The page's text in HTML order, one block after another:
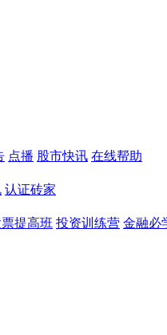
点播 股市快讯 在线帮助
认证砖家
票提高班 投资训练营 金融必